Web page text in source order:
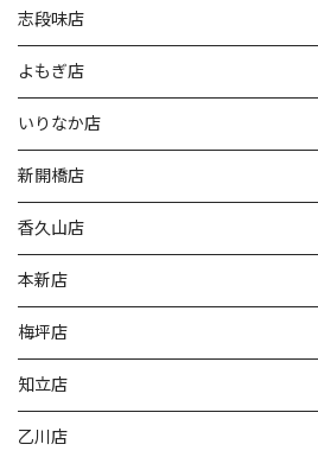
志段味店
よもぎ店
いりなか店
新開橋店
香久山店
本新店
梅坪店
知立店
乙川店